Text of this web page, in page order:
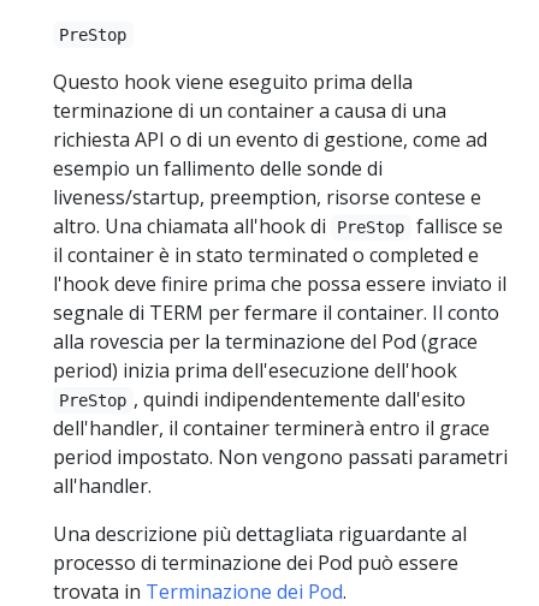
PreStop
Questo hook viene eseguito prima della
terminazione di un container a causa di una
richiesta API o di un evento di gestione, come ad
esempio un fallimento delle sonde di
liveness/startup, preemption, risorse contese e
altro. Una chiamata all'hook di
PreStop
fallisce se
il container è in stato terminated o completed e
l'hook deve finire prima che possa essere inviato il
segnale di TERM per fermare il container. Il conto
alla rovescia per la terminazione del Pod (grace
period) inizia prima dell'esecuzione dell'hook
PreStop , quindi indipendentemente dall'esito
dell'handler, il container terminerà entro il grace
period impostato. Non vengono passati parametri
all'handler.
Una descrizione più dettagliata riguardante al
processo di terminazione dei Pod può essere
trovata in Terminazione dei Pod.